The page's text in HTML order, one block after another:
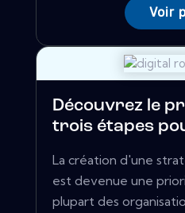
Voir
Découvrez le
trois étapes
La création d'une
est devenue une
plupart des